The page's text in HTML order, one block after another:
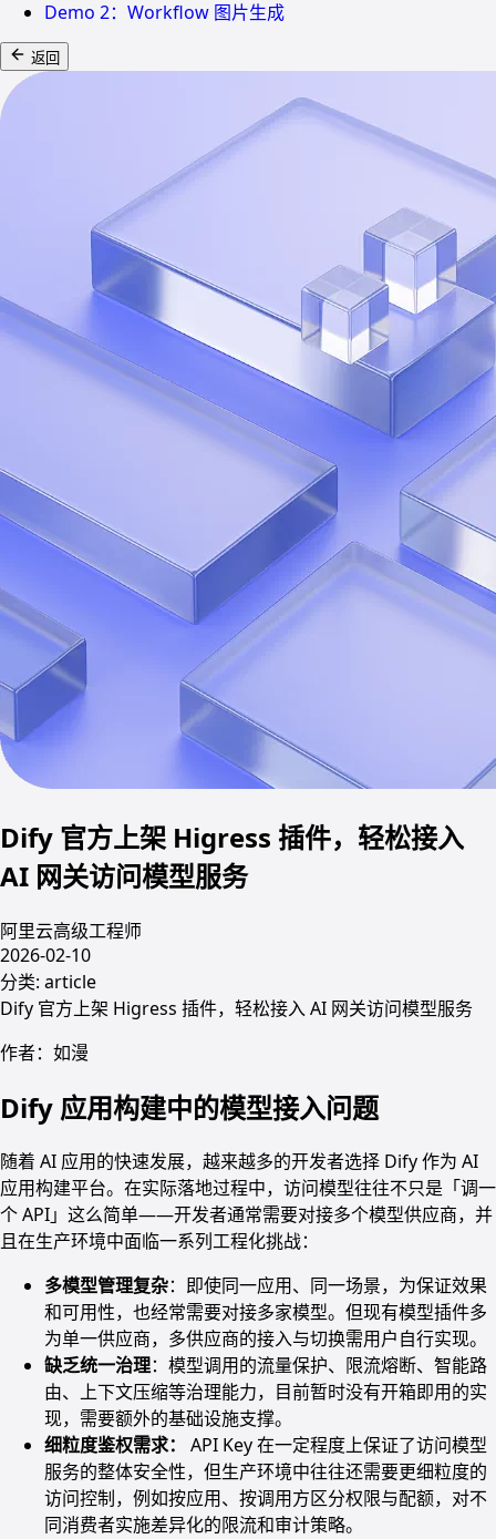
Demo 2：Workflow 图片生成
返回
Dify 官方上架 Higress 插件，轻松接入
AI 网关访问模型服务
阿里云高级工程师
2026-02-10
分类: article
Dify 官方上架 Higress 插件，轻松接入 AI 网关访问模型服务
作者：如漫
Dify 应用构建中的模型接入问题
随着 AI 应用的快速发展，越来越多的开发者选择 Dify 作为 AI
应用构建平台。在实际落地过程中，访问模型往往不只是「调一
个 API」这么简单——开发者通常需要对接多个模型供应商，并
且在生产环境中面临一系列工程化挑战：
多模型管理复杂：即使同一应用、同一场景，为保证效果
和可用性，也经常需要对接多家模型。但现有模型插件多
为单一供应商，多供应商的接入与切换需用户自行实现。
缺乏统一治理：模型调用的流量保护、限流熔断、智能路
由、上下文压缩等治理能力，目前暂时没有开箱即用的实
现，需要额外的基础设施支撑。
细粒度鉴权需求：
API Key 在一定程度上保证了访问模型
服务的整体安全性，但生产环境中往往还需要更细粒度的
访问控制，例如按应用、按调用方区分权限与配额，对不
同消费者实施差异化的限流和审计策略。